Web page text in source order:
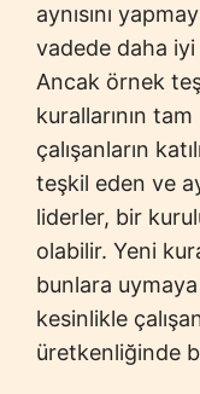
aynısını
vadede daha iyi
Ancak örnek
kurallarının
çalışanların
teşkil eden ve
liderler, bir
olabilir. Yeni
bunlara
kesinlikle
üretkenliğinde